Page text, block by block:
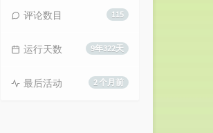
115
评论数目
9年322天
运行天数
2 个月前
最后活动